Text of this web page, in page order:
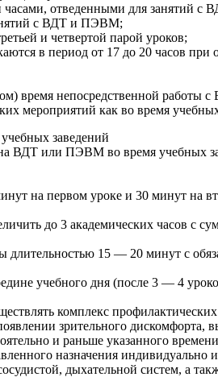
часами, отведенными для занятий
с ВДТ и ПЭВМ;
и четвертой парой уроков;
в период от 17 до 20 часов при
время непосредственной
мероприятий как во время
заведений
ВДТ или ПЭВМ во время учебных
на первом уроке и 30 минут
до 3 академических часов с
15 — 20 минут с
учебного дня (после 3 — 4
комплекс
зрительного дискомфорта,
и раньше указанного
назначения индивидуально
дыхательной систем, а